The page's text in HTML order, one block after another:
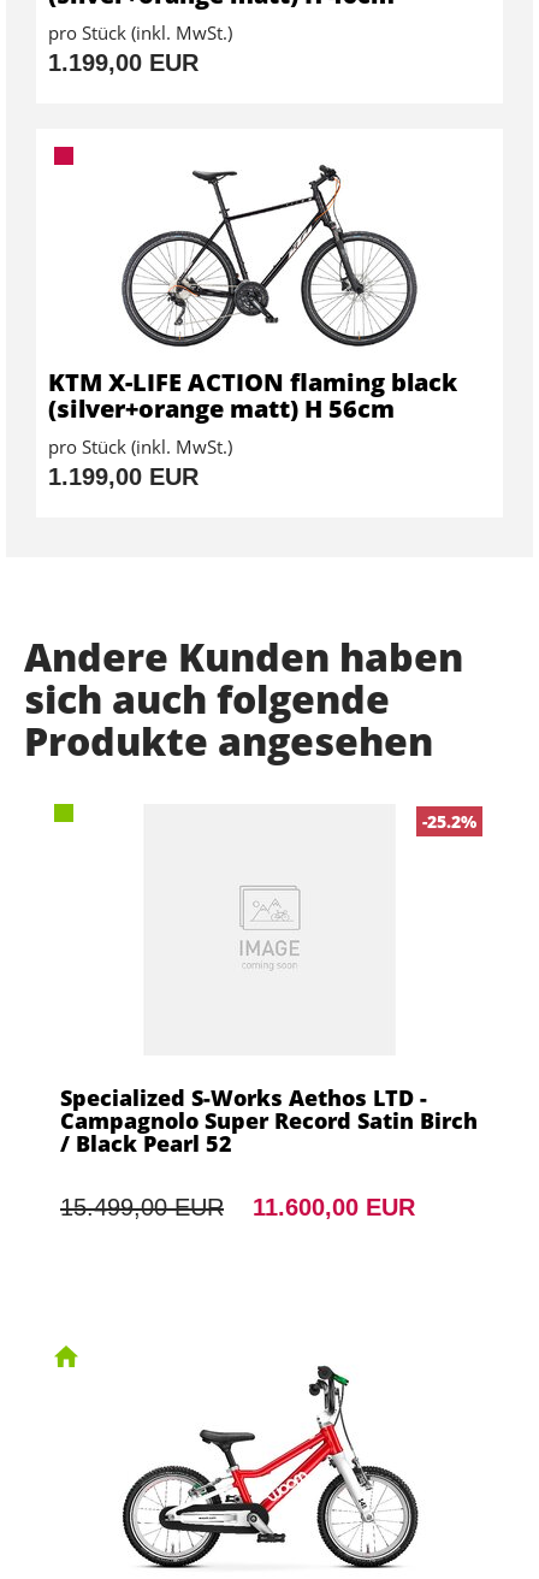
pro Stück (inkl. MwSt.)
1.199,00 EUR
KTM X-LIFE ACTION flaming black
(silver+orange matt) H 56cm
pro Stück (inkl. MwSt.)
1.199,00 EUR
Andere Kunden haben
sich auch folgende
Produkte angesehen
-25.2%
Specialized S-Works Aethos LTD -
Campagnolo Super Record Satin Birch
/ Black Pearl 52
15.499,00 EUR 11.600,00 EUR